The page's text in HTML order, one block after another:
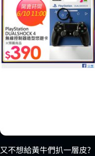
又不想給黃牛們扒一層皮?